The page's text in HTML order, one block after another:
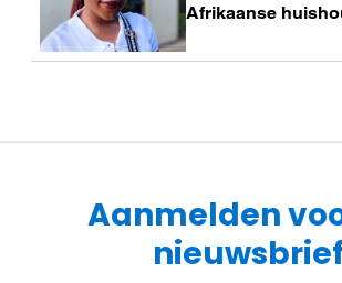
Afrikaanse
Aanmelden
nieuwsbrief